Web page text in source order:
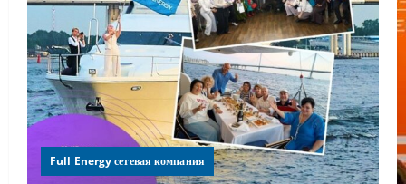
Full Energy сетевая компания